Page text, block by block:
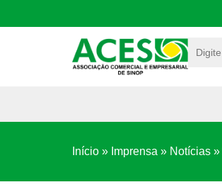
Início » Imprensa » Notícias »